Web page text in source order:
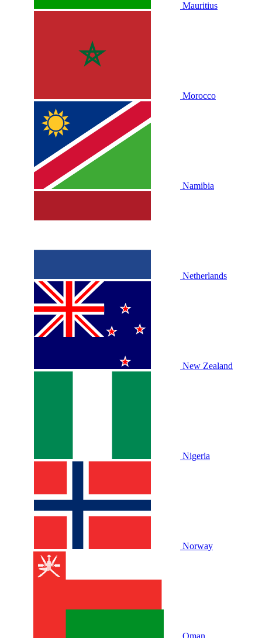
Mauritius
Morocco
Namibia
Netherlands
New Zealand
Nigeria
Norway
Oman